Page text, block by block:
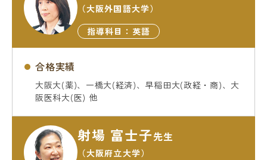
（大阪外国語大学）
指導科目：英語
合格実績
大阪大(薬)、一橋大(経済)、早稲田大(政経・商)、大
阪医科大(医) 他
射場 富士子先生
（大阪府立大学）